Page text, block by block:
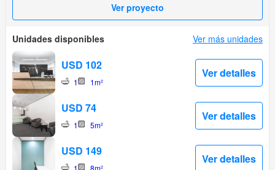
Ver proyecto
Unidades disponibles Ver más unidades
USD 102
1 1m²
Ver detalles
USD 74
1 5m²
Ver detalles
USD 149
Ver detalles